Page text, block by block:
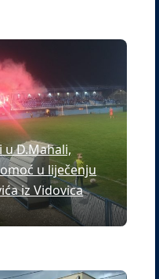
D.Mahali,
u liječenju
iz Vidovica